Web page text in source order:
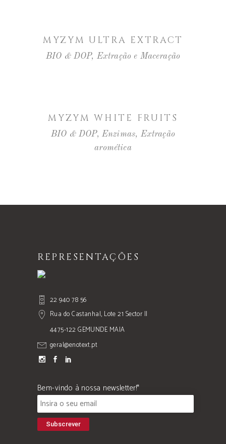
MYZYM ULTRA EXTRACT
BIO & DOP, Extração e Maceração
MYZYM WHITE FRUITS
BIO & DOP, Enzimas, Extração
aromética
REPRESENTAÇÕES
22 940 78 56
Rua do Castanhal, Lote 21 Sector II
4475-122 GEMUNDE MAIA
geral@enotext.pt
Bem-vindo à nossa newsletter!*